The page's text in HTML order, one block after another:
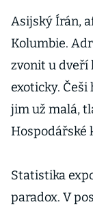
Asijský Írán,
Kolumbie.
zvonit u dveří
exoticky. Češi
jim už malá,
Hospodářské
Statistika
paradox. V